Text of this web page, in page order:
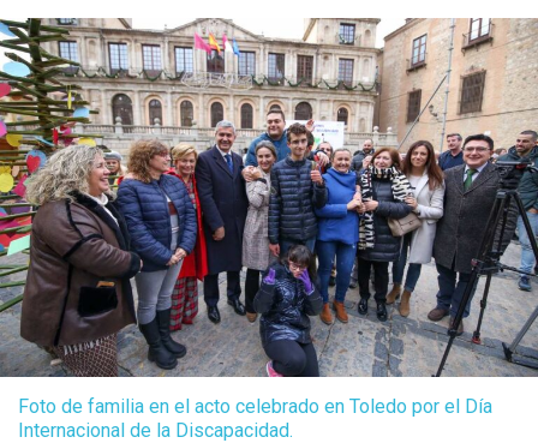
Foto de familia en el acto celebrado en Toledo por el Día
Internacional de la Discapacidad.